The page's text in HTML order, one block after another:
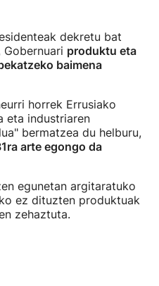
dekretu bat
produktu eta
baimena
horrek Errusiako
eta industriaren
bermatzea du helburu,
arte egongo da
egunetan argitaratuko
ez dituzten produktuak
zehaztuta.